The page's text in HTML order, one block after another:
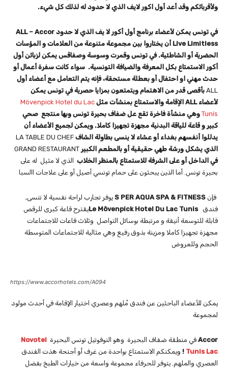
ولأقربائكم وقد أعد أول اكور لايف الذي لا حدود له لذلك كل شيء.
في تونس يمكن لأعضاء برنامج أول أكور لا يف الذي لا حدود ALL – Accor
Live Limitless أن يختاروا بين مجموعة متنوعة من العلامات و المؤسات
الحضرية أو الشاطئية. في تونس وقمرت وسوسة وصفاقس يمكن لزبائن أول
أكور الاستمتاع بكل المعرفة والضيافة التونسية. سواء كانت سفرة أعمال أو
حدث مهني او احتفال أو بعطلة مستحقة، فإنه يتم التعامل مع أعضاء أول
ALL بأقصى قدر من الاهتمام ويتمتعون بمزايا حصرية في تونس يمكن
لأعضاء ALL الإقامة والاستمتاع بمنشآت مثل Mövenpick Hotel du Lac
Tunis وهي منشأة فاخرة تقع عل ضفاف بحيرة تونس وبها منتجع صحي
كبير و قاعة للياقة البدنية مجهزة تجهيزا كاملا. ويمكن لجميع الأعضاء أن
يدللوا أنفسهم بغداء أو عشاء لا ينسى بطاولة الشاف LA TABLE DU CHEF
الذي يشكل ورشة طهي حقيقية أو بالمطعم الكبير GRAND RESTAURANT
في الداخل أو على الشرفة للاستمتاع بالمنظر الخلاب الذي لا مثيل له على
بحيرة تونس. أما الذين يبحثون على حمام تونسي أصيل أو على علاجات االسبا
فإن S PER AQUA SPA & FITNESS يوفر تجارب لراحة نفسية لا تنسى,
فندق Le Mövenpick Hotel Du Lac Tunis
يقترح قاعة كبرى للرقص
قابلة للتوسعة أنيقة و مرتبطة بوسائل التواصل وثلاث قاعات للاجتماعات
مجهزة تجهيزا كاملا ومزينة بذوق رفيع وهي مثالية للاجتماعات المتوسطة
الحجم وللعروض
https://www.accorhotels.com/A094
يمكن للأعضاء الباحثين عن فندق مُلهم وعصري اختيار الإقامة في أحدث مولود
لمجموعة
Accor في منطقة ضفاف البحيرة وهو النوفوتيل تونس البحيرة Novotel
Tunis Lac
! ويمكنكم الاستمتاع بواحدة من غرف أو أجنحة هذت الفندق
العصري والملهم. يتوفر للحرفاء مجموعة واسعة من خيارات الطبخ بفضل